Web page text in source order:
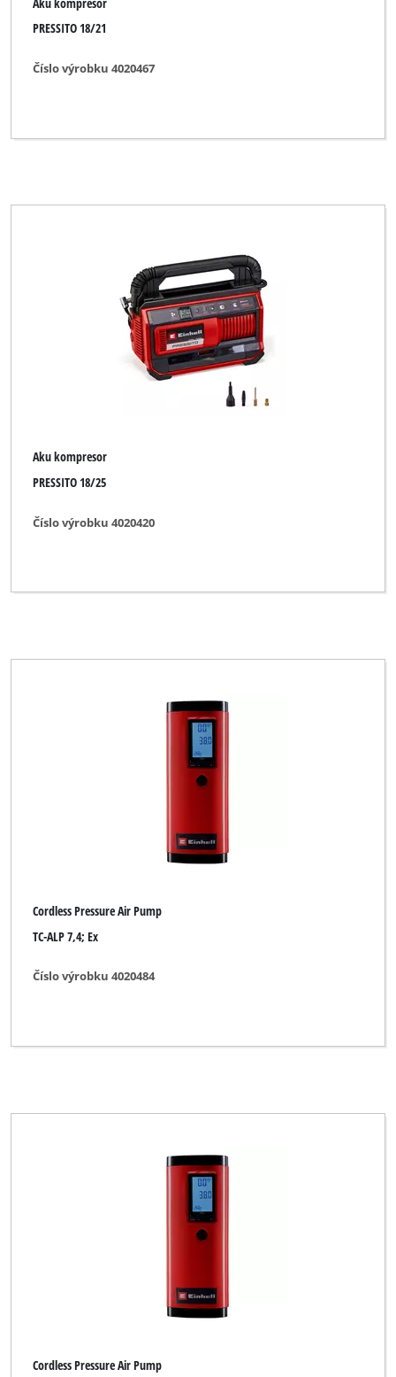
PRESSITO 18/21
Číslo výrobku 4020467
Aku kompresor
PRESSITO 18/25
Číslo výrobku 4020420
Cordless Pressure Air Pump
TC-ALP 7,4; Ex
Číslo výrobku 4020484
Cordless Pressure Air Pump